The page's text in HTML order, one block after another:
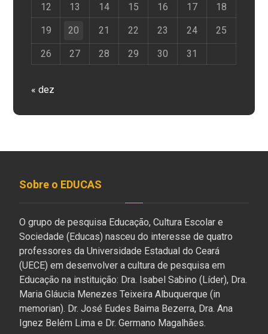
12
13 14 15 16 17 18
19 20 21 22 23 24 25
26 27 28 29 30 31
« dez
Sobre o EDUCAS
O grupo de pesquisa Educação, Cultura Escolar e
Sociedade (Educas) nasceu do interesse de quatro
professores da Universidade Estadual do Ceará
(UECE) em desenvolver a cultura de pesquisa em
Educação na instituição: Dra. Isabel Sabino (Líder), Dra.
Maria Gláucia Menezes Teixeira Albuquerque (in
memorian). Dr. José Eudes Baima Bezerra, Dra. Ana
Ignez Belém Lima e Dr. Germano Magalhães.